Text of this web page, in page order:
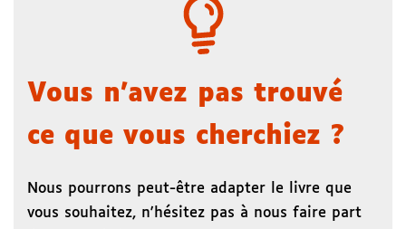
Vous n'avez pas trouvé
ce que vous cherchiez ?
Nous pourrons peut-être adapter le livre que
vous souhaitez, n'hésitez pas à nous faire part